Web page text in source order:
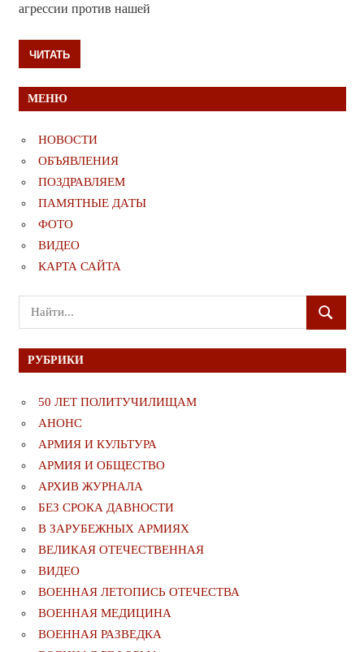
агрессии против нашей
ЧИТАТЬ
МЕНЮ
НОВОСТИ
ОБЪЯВЛЕНИЯ
ПОЗДРАВЛЯЕМ
ПАМЯТНЫЕ ДАТЫ
ФОТО
ВИДЕО
КАРТА САЙТА
Поиск
для:
ПОИСК
РУБРИКИ
50 ЛЕТ ПОЛИТУЧИЛИЩАМ
АНОНС
АРМИЯ И КУЛЬТУРА
АРМИЯ И ОБЩЕСТВО
АРХИВ ЖУРНАЛА
БЕЗ СРОКА ДАВНОСТИ
В ЗАРУБЕЖНЫХ АРМИЯХ
ВЕЛИКАЯ ОТЕЧЕСТВЕННАЯ
ВИДЕО
ВОЕННАЯ ЛЕТОПИСЬ ОТЕЧЕСТВА
ВОЕННАЯ МЕДИЦИНА
ВОЕННАЯ РАЗВЕДКА